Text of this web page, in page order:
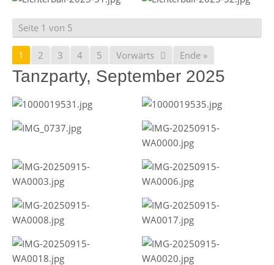
Seite 1 von 5
1 2 3 4 5 Vorwärts Ende »
Tanzparty, September 2025